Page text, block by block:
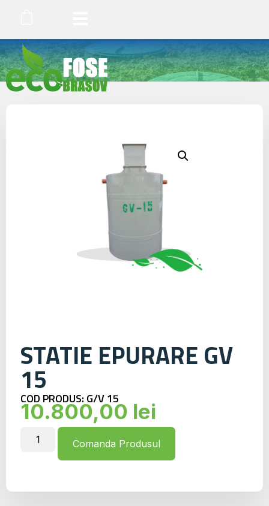
STATIE EPURARE GV
15
COD PRODUS: G/V 15
10.800,00 lei
Comanda Produsul